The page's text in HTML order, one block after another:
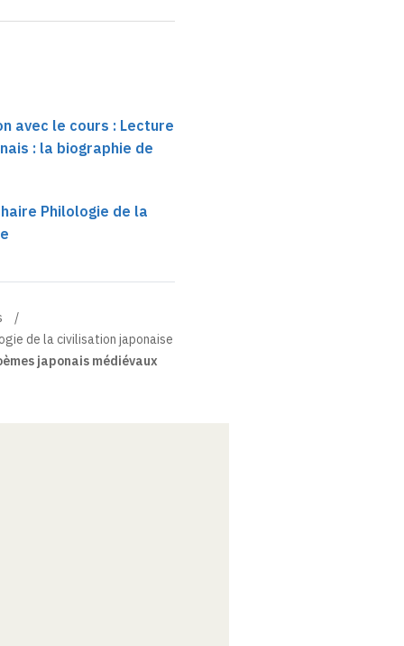
avec le cours : Lecture
: la biographie de
Philologie de la
de la civilisation japonaise
japonais médiévaux